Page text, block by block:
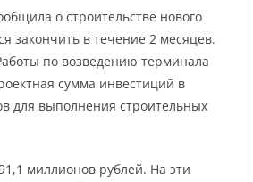
о строительстве нового
закончить в течение 2 месяцев.
по возведению терминала
сумма инвестиций в
для выполнения строительных
миллионов рублей. На эти